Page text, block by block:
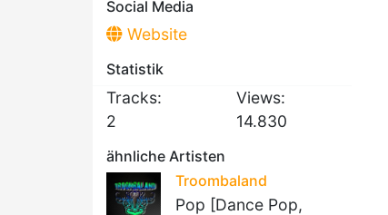
Social Media
Website
Statistik
Tracks:
2
Views:
14.830
ähnliche Artisten
Troombaland
Pop [Dance Pop,